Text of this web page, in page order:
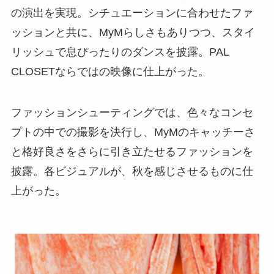
の演出を実現。シチュエーションに合わせたファ
ッションと共に、MyMらしさもありつつ、スタイ
リッシュで息ぴったりのダンスを披露。PAL
CLOSETならではの映像に仕上がった。
ファッションシューティングでは、色々なコンセ
プトの中での撮影を決行し、MyMのキャッチーさ
と格好良さをさらに引き立たせるファッションを
披露。各ビジュアルが、秋を感じさせるものに仕
上がった。